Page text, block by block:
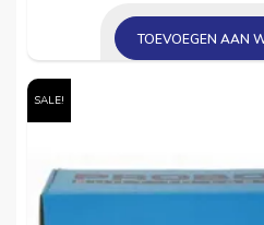
TOEVOEGEN AAN
SALE!